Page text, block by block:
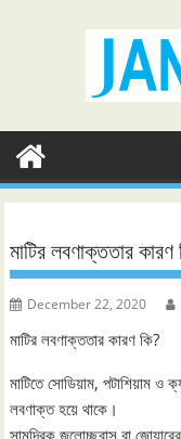
মাটির লবণাক্ততার কারণ
December 22, 2020
মাটির লবণাক্ততার কারণ কি?
মাটিতে সোডিয়াম, পটাশিয়াম ও
লবণাক্ত হয়ে থাকে।
সামুদ্রিক জলোচ্ছ্বাস বা